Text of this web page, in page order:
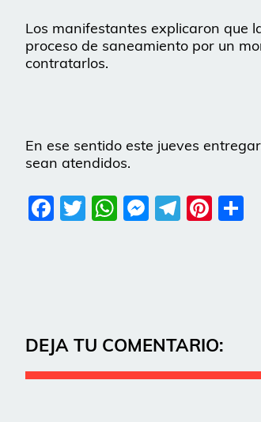
Los manifestantes explicaron que
proceso de saneamiento por un
contratarlos.
En ese sentido este jueves
sean atendidos.
Facebook
Twitter
WhatsApp
DEJA TU COMENTARIO: